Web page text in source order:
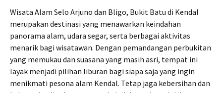
Wisata Alam Selo Arjuno dan Bligo, Bukit Batu di Kendal
merupakan destinasi yang menawarkan keindahan
panorama alam, udara segar, serta berbagai aktivitas
menarik bagi wisatawan. Dengan pemandangan perbukitan
yang memukau dan suasana yang masih asri, tempat ini
layak menjadi pilihan liburan bagi siapa saja yang ingin
menikmati pesona alam Kendal. Tetap jaga kebersihan dan